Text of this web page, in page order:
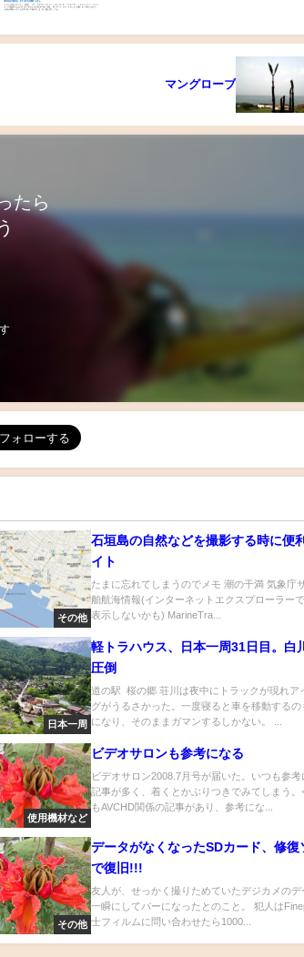
マングローブ
たら
その他
石垣島の自然などを撮影する時に便
イト
たまに忘れてしまうのでメモ 潮の干満 気象庁
舶航海情報(インターネットエクスプローラー
表示しないかも) MarineTra...
日本一周
軽トラハウス、日本一周31日目。白
圧倒
道の駅 桜の郷 荘川は夜中にトラックが現れア
グがうるさかった。一度寝ると車を移動するの
になり、そのままガマンするしかない。 ...
使用機材など
ビデオサロンも参考になる
ビデオサロン2008.7月号が届いた。いつも参考
記事が多く、着くとかぶりつきでみてしまう。
もAVCHD関係の記事があり、参考にな...
その他
データがなくなったSDカード、修復
で復旧!!!
友人が、せっかく撮りためていたデジカメのデ
一瞬にしてパーになったとのこと。 犯人は
士フィルムに問い合わせたら1000...